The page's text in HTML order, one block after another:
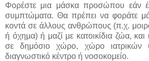
Φορέστε μια μάσκα προσώπου εάν
συμπτώματα. Θα πρέπει να φοράτε
κοντά σε άλλους ανθρώπους (π.χ.
ή όχημα) ή μαζί με κατοικίδια ζώα, και
σε δημόσιο χώρο, χώρο ιατρικών
διαγνωστικό κέντρο ή νοσοκομείο.